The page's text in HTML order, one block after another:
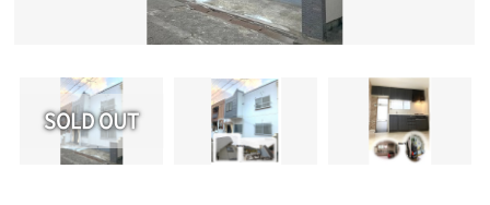
SOLD OUT